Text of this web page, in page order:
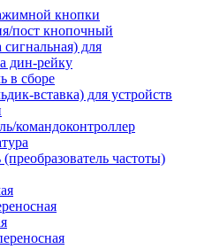
кнопки
пост кнопочный
для
дин-рейку
в сборе
вставка) для устройств
командоконтроллер
частоты)